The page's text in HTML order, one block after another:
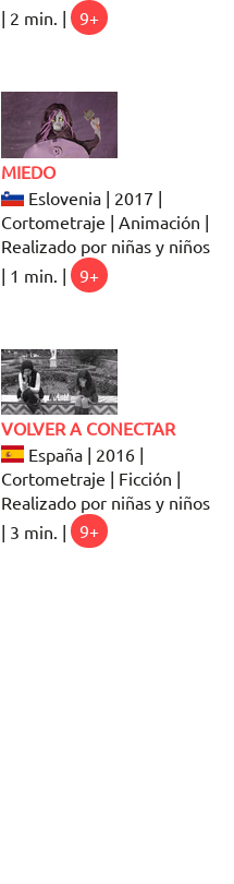
| 2 min. |
9+
MIEDO
Eslovenia | 2017 |
Cortometraje | Animación |
Realizado por niñas y niños
| 1 min. |
9+
VOLVER A CONECTAR
España | 2016 |
Cortometraje | Ficción |
Realizado por niñas y niños
| 3 min. |
9+